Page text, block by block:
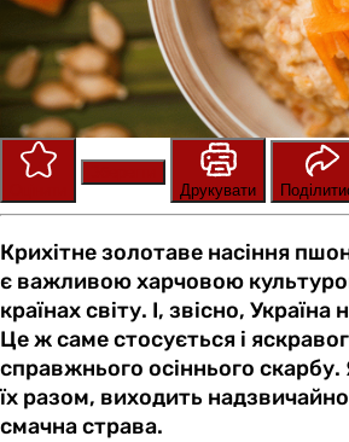
Друкувати
Крихітне золотаве насіння
є важливою харчовою
країнах світу. І, звісно,
Це ж саме стосується і
справжнього осіннього
їх разом, виходить
смачна страва.